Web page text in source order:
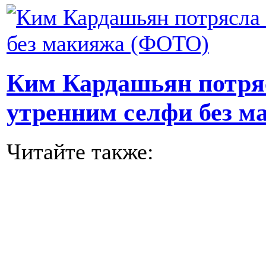
Ким Кардашьян
утренним селфи без
Читайте также: